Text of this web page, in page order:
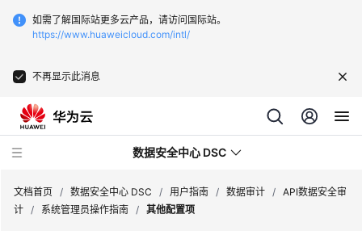
如需了解国际站更多云产品，请访问国际站。
https://www.huaweicloud.com/intl/
不再显示此消息
数据安全中心 DSC
文档首页 / 数据安全中心 DSC / 用户指南 / 数据审计 / API数据安全审
计 / 系统管理员操作指南 / 其他配置项